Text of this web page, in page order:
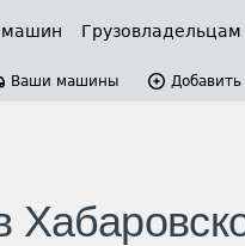
машин Грузовладельцам
Ваши машины